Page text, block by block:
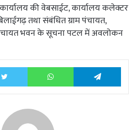
की वेबसाईट, कार्यालय कलेक्टर
तथा संबंधित ग्राम पंचायत,
भवन के सूचना पटल में अवलोकन
Twitter WhatsApp